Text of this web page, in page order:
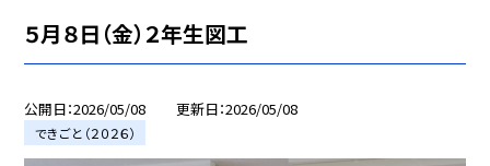
５月８日（金）２年生図工
公開日 2026/05/08 更新日 2026/05/08
できごと（２０２６）